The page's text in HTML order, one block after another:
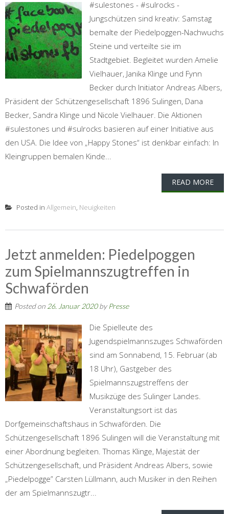
#sulestones - #sulrocks -
Jungschützen sind kreativ: Samstag
bemalte der Piedelpoggen-Nachwuchs
Steine und verteilte sie im
Stadtgebiet. Begleitet wurden Amelie
Vielhauer, Janika Klinge und Fynn
Becker durch Initiator Andreas Albers,
Präsident der Schützengesellschaft 1896 Sulingen, Dana
Becker, Sandra Klinge und Nicole Vielhauer. Die Aktionen
#sulestones und #sulrocks basieren auf einer Initiative aus
den USA. Die Idee von „Happy Stones“ ist denkbar einfach: In
Kleingruppen bemalen Kinde...
READ MORE
Posted in Allgemein, Neuigkeiten
Jetzt anmelden: Piedelpoggen
zum Spielmannszugtreffen in
Schwaförden
Posted on 26. Januar 2020by Presse
Die Spielleute des
Jugendspielmannszuges Schwaförden
sind am Sonnabend, 15. Februar (ab
18 Uhr), Gastgeber des
Spielmannszugstreffens der
Musikzüge des Sulinger Landes.
Veranstaltungsort ist das
Dorfgemeinschaftshaus in Schwaförden. Die
Schützengesellschaft 1896 Sulingen will die Veranstaltung mit
einer Abordnung begleiten. Thomas Klinge, Majestät der
Schützengesellschaft, und Präsident Andreas Albers, sowie
„Piedelpogge” Carsten Lüllmann, auch Musiker in den Reihen
der am Spielmannszugtr...